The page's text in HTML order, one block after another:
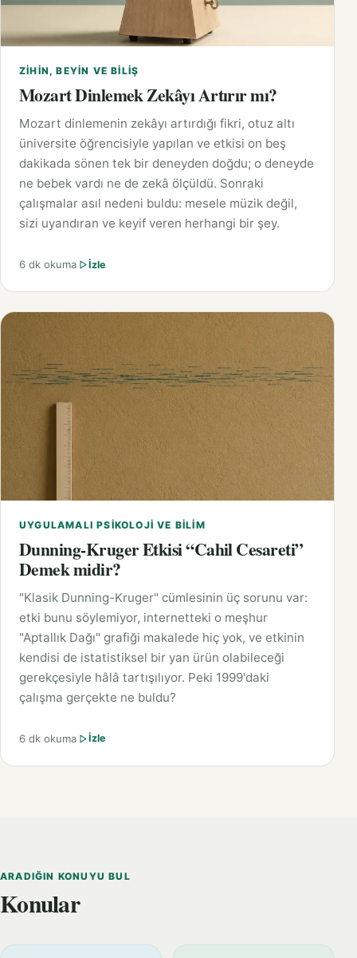
ZIHIN, BEYIN VE BILIŞ
Mozart Dinlemek Zekâyı Artırır mı?
Mozart dinlemenin zekâyı artırdığı fikri, otuz altı
üniversite öğrencisiyle yapılan ve etkisi on beş
dakikada sönen tek bir deneyden doğdu; o deneyde
ne bebek vardı ne de zekâ ölçüldü. Sonraki
çalışmalar asıl nedeni buldu: mesele müzik değil,
sizi uyandıran ve keyif veren herhangi bir şey.
6 dk okuma İzle
UYGULAMALI PSIKOLOJI VE BILIM
Dunning-Kruger Etkisi “Cahil Cesareti”
Demek midir?
"Klasik Dunning-Kruger" cümlesinin üç sorunu var:
etki bunu söylemiyor, internetteki o meşhur
"Aptallık Dağı" grafiği makalede hiç yok, ve etkinin
kendisi de istatistiksel bir yan ürün olabileceği
gerekçesiyle hâlâ tartışılıyor. Peki 1999'daki
çalışma gerçekte ne buldu?
6 dk okuma İzle
ARADIĞIN KONUYU BUL
Konular